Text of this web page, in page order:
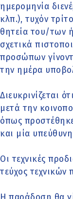
ημερομηνία
κλπ.), τυχόν
θητεία του/των
σχετικά
προσώπων
την ημέρα
Διευκρινίζεται
μετά την
όπως
και μία
Οι τεχνικές
τεύχος